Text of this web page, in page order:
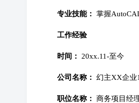
专业技能： 掌握
工作经验
时间： 20xx.11-至今
公司名称： 幻主XX企业
职位名称： 商务项目经